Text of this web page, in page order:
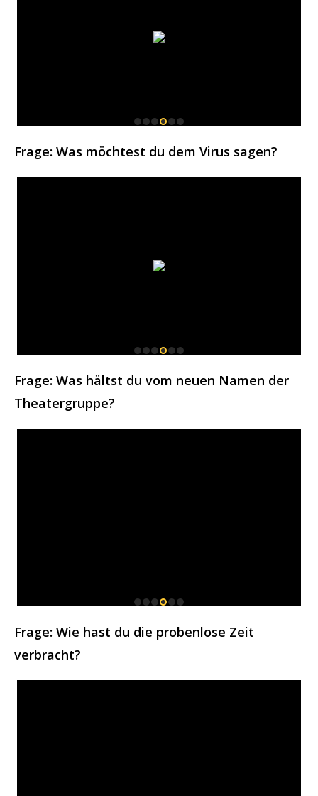
Frage: Was möchtest du dem Virus sagen?
Frage: Was hältst du vom neuen Namen der
Theatergruppe?
Frage: Wie hast du die probenlose Zeit
verbracht?